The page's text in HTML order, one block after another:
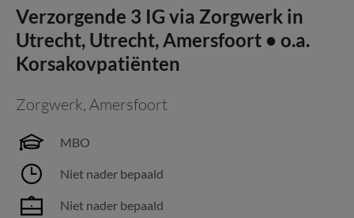
Verzorgende 3 IG via Zorgwerk in
Utrecht, Utrecht, Amersfoort • o.a.
Korsakovpatiënten
Zorgwerk, Amersfoort
MBO
Niet nader bepaald
Niet nader bepaald